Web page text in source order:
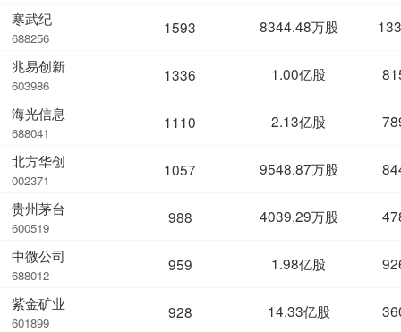
寒武纪
688256
兆易创新
603986
海光信息
688041
北方华创
002371
贵州茅台
600519
中微公司
688012
紫金矿业
601899
1593 8344.48万股
1336 1.00亿股
1110 2.13亿股
1057 9548.87万股
988 4039.29万股
959 1.98亿股
928 14.33亿股